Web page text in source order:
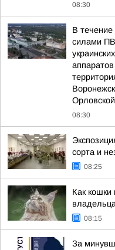
08:30
В
силами
08:30
сорта и
08:25
Как кошки
08:15
За